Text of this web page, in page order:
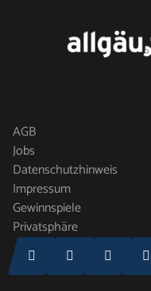
AGB
Jobs
Datenschutzhinweis
Impressum
Gewinnspiele
Privatsphäre